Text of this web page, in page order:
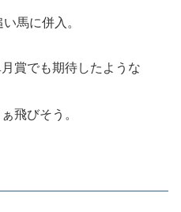
馬に併入。
賞でも期待したような
飛びそう。